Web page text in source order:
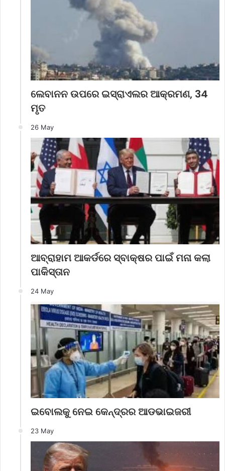
ଲେବାନନ ଉପରେ ଇସ୍ରାଏଲର ଆକ୍ରମଣ, 34
ମୃତ
26 May
ଆବ୍ରାହାମ ଆକର୍ଡରେ ସ୍ବାକ୍ଷର ପାଇଁ ମନା କଲା
ପାକିସ୍ତାନ
24 May
ଇବୋଲକୁ ନେଇ କେନ୍ଦ୍ରର ଆଡଭାଇଜରୀ
23 May